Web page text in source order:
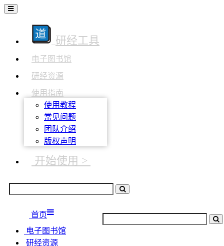
研经工具
电子图书馆
研经资源
使用指南
使用教程
常见问题
团队介绍
版权声明
开始使用 >
首页
电子图书馆
研经资源